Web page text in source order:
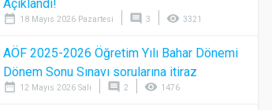
Açıklandı!
date_range 18 Mayıs 2026 Pazartesi comment 3 visibility 3321
AÖF 2025-2026 Öğretim Yılı Bahar Dönemi
Dönem Sonu Sınavı sorularına itiraz
date_range 12 Mayıs 2026 Salı comment 2 visibility 1476